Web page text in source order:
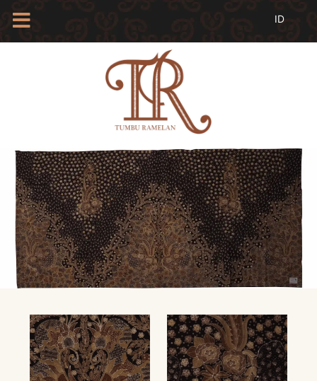
PROFIL
INSAN
BATIK
KAMUS
BATIK
KATALOG
BATIK
TANYA
JAWAB
LINKS